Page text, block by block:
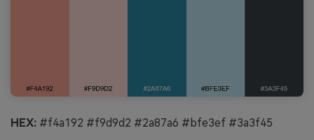
HEX: #f4a192 #f9d9d2 #2a87a6 #bfe3ef #3a3f45